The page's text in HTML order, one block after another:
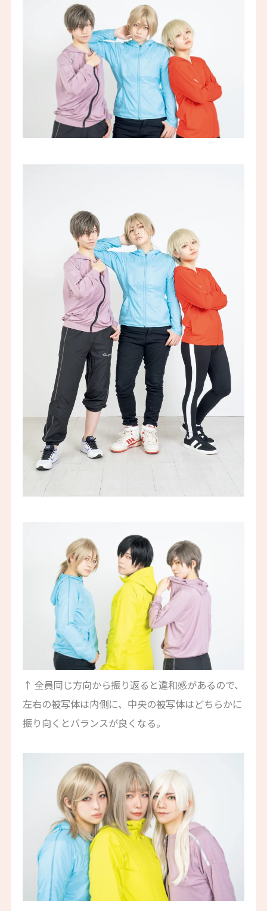
↑ 全員同じ方向から振り返ると違和感があるので、
左右の被写体は内側に、中央の被写体はどちらかに
振り向くとバランスが良くなる。